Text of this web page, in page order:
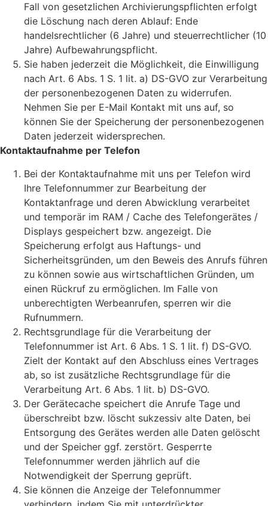
Fall von gesetzlichen Archivierungspflichten erfolgt
die Löschung nach deren Ablauf: Ende
handelsrechtlicher (6 Jahre) und steuerrechtlicher (10
Jahre) Aufbewahrungspflicht.
Sie haben jederzeit die Möglichkeit, die Einwilligung
nach Art. 6 Abs. 1 S. 1 lit. a) DS-GVO zur Verarbeitung
der personenbezogenen Daten zu widerrufen.
Nehmen Sie per E-Mail Kontakt mit uns auf, so
können Sie der Speicherung der personenbezogenen
Daten jederzeit widersprechen.
Kontaktaufnahme per Telefon
Bei der Kontaktaufnahme mit uns per Telefon wird
Ihre Telefonnummer zur Bearbeitung der
Kontaktanfrage und deren Abwicklung verarbeitet
und temporär im RAM / Cache des Telefongerätes /
Displays gespeichert bzw. angezeigt. Die
Speicherung erfolgt aus Haftungs- und
Sicherheitsgründen, um den Beweis des Anrufs führen
zu können sowie aus wirtschaftlichen Gründen, um
einen Rückruf zu ermöglichen. Im Falle von
unberechtigten Werbeanrufen, sperren wir die
Rufnummern.
Rechtsgrundlage für die Verarbeitung der
Telefonnummer ist Art. 6 Abs. 1 S. 1 lit. f) DS-GVO.
Zielt der Kontakt auf den Abschluss eines Vertrages
ab, so ist zusätzliche Rechtsgrundlage für die
Verarbeitung Art. 6 Abs. 1 lit. b) DS-GVO.
Der Gerätecache speichert die Anrufe Tage und
überschreibt bzw. löscht sukzessiv alte Daten, bei
Entsorgung des Gerätes werden alle Daten gelöscht
und der Speicher ggf. zerstört. Gesperrte
Telefonnummer werden jährlich auf die
Notwendigkeit der Sperrung geprüft.
Sie können die Anzeige der Telefonnummer